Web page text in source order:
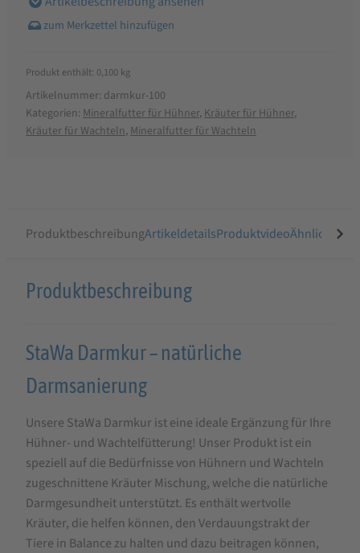
Produkt enthält: 0,100 kg
Artikelnummer: darmkur-100
Kategorien: Mineralfutter für Hühner,Kräuter für Hühner,
Kräuter für Wachteln,Mineralfutter für Wachteln
ProduktbeschreibungArtikeldetailsProduktvideoÄhnliche
Produktbeschreibung
StaWa
Darmkur
-
natürliche
Darmsanierung
für
Hühner
und
Wachteln
Produktbeschreibung
StaWa Darmkur – natürliche
Darmsanierung
Unsere StaWa Darmkur ist eine ideale Ergänzung für Ihre
Hühner- und Wachtelfütterung! Unser Produkt ist ein
speziell auf die Bedürfnisse von Hühnern und Wachteln
zugeschnittene Kräuter Mischung, welche die natürliche
Darmgesundheit unterstützt. Es enthält wertvolle
Kräuter, die helfen können, den Verdauungstrakt der
Tiere in Balance zu halten und dazu beitragen können,